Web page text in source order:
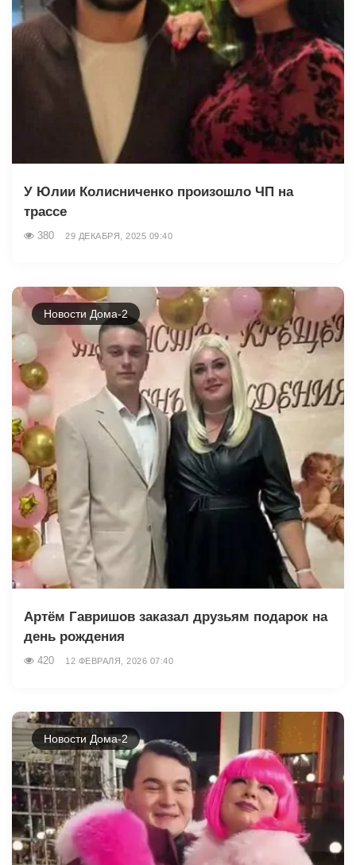
У Юлии Колисниченко произошло ЧП на
трассе
380 29 ДЕКАБРЯ, 2025 09:40
Новости Дома-2
Артём Гавришов заказал друзьям подарок на
день рождения
420 12 ФЕВРАЛЯ, 2026 07:40
Новости Дома-2